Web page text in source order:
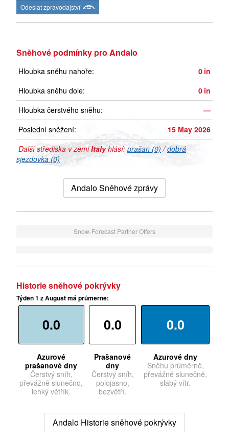
Odeslat zpravodajství
Sněhové podmínky pro Andalo
Hloubka sněhu nahoře: 0 in
Hloubka sněhu dole:
0 in
Hloubka čerstvého sněhu:
—
Poslední sněžení:
15 May 2026
Další střediska v zemiItalyhlásí: prašan (0) /dobrá
sjezdovka (0)
Andalo Sněhové zprávy
Snow-Forecast Partner Offers
Historie sněhové pokrývky
Týden 1 z August má průměrně:
0.0
Azurové
prašanové dny
Čerstvý sníh,
převážně slunečno,
lehký větřík.
0.0
Prašanové
dny
Čerstvý sníh,
polojasno,
bezvětří.
0.0
Azurové dny
Sněhu průměrně,
převážně slunečně,
slabý vítr.
Andalo Historie sněhové pokrývky